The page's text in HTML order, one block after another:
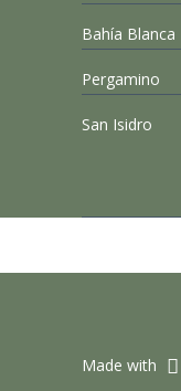
Bahía Blanca
Pergamino
San Isidro
Made with